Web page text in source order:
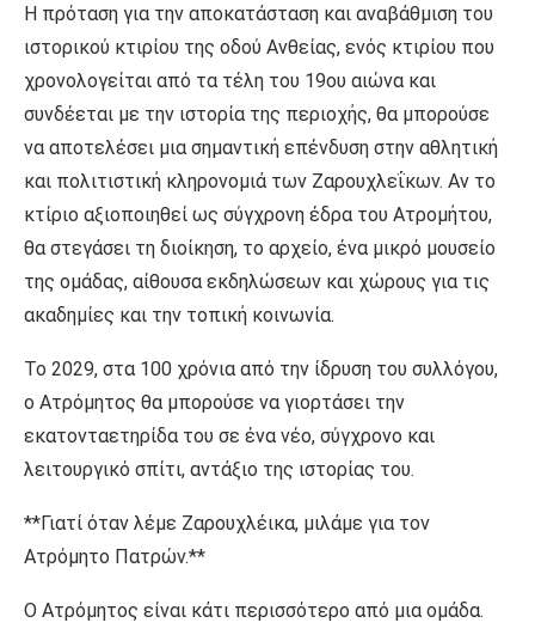
Η πρόταση για την αποκατάσταση και αναβάθμιση του
ιστορικού κτιρίου της οδού Ανθείας, ενός κτιρίου που
χρονολογείται από τα τέλη του 19ου αιώνα και
συνδέεται με την ιστορία της περιοχής, θα μπορούσε
να αποτελέσει μια σημαντική επένδυση στην αθλητική
και πολιτιστική κληρονομιά των Ζαρουχλεΐκων. Αν το
κτίριο αξιοποιηθεί ως σύγχρονη έδρα του Ατρομήτου,
θα στεγάσει τη διοίκηση, το αρχείο, ένα μικρό μουσείο
της ομάδας, αίθουσα εκδηλώσεων και χώρους για τις
ακαδημίες και την τοπική κοινωνία.
Το 2029, στα 100 χρόνια από την ίδρυση του συλλόγου,
ο Ατρόμητος θα μπορούσε να γιορτάσει την
εκατονταετηρίδα του σε ένα νέο, σύγχρονο και
λειτουργικό σπίτι, αντάξιο της ιστορίας του.
**Γιατί όταν λέμε Ζαρουχλέικα, μιλάμε για τον
Ατρόμητο Πατρών.**
Ο Ατρόμητος είναι κάτι περισσότερο από μια ομάδα.